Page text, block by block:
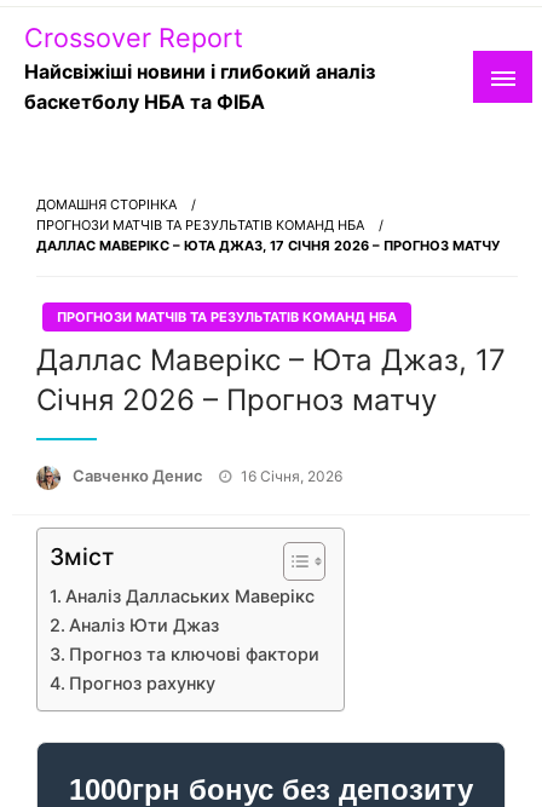
Skip
content
Crossover Report
Найсвіжіші новини і глибокий аналіз
баскетболу НБА та ФІБА
ДОМАШНЯ СТОРІНКА
ПРОГНОЗИ МАТЧІВ ТА РЕЗУЛЬТАТІВ КОМАНД НБА
ДАЛЛАС МАВЕРІКС – ЮТА ДЖАЗ, 17 СІЧНЯ 2026 – ПРОГНОЗ МАТЧУ
ПРОГНОЗИ МАТЧІВ ТА РЕЗУЛЬТАТІВ КОМАНД НБА
Даллас Маверікс – Юта Джаз, 17
Січня 2026 – Прогноз матчу
Савченко Денис Опубліковано
16 Січня, 2026
Зміст
Аналіз Даллаських Маверікс
Аналіз Юти Джаз
Прогноз та ключові фактори
Прогноз рахунку
1000грн бонус без депозиту